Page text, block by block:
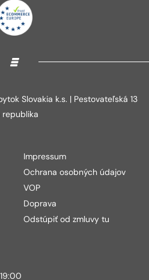
Slovakia k.s. | Pestovateľská 13
republika
Impressum
Ochrana osobných údajov
VOP
Doprava
Odstúpiť od zmluvy tu